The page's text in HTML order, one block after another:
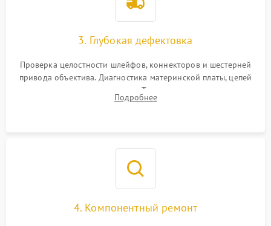
3. Глубокая дефектовка
Проверка целостности шлейфов, коннекторов и шестерней
привода объектива. Диагностика материнской платы, цепей
питания и картоприемника. Тестирование механизма
затвора и блока внутрикамерной стабилизации.
Подробнее
4. Компонентный ремонт